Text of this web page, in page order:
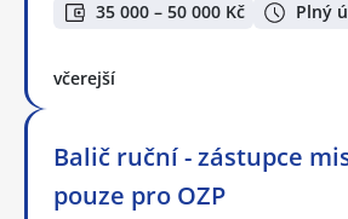
35 000 – 50 000 Kč Plný
včerejší
Balič ruční - zástupce
pouze pro OZP